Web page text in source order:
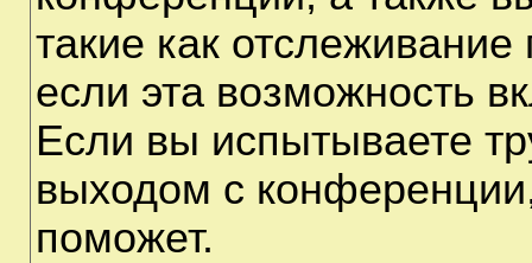
такие как
если эта возможность
Если вы испытываете
выходом с
поможет.